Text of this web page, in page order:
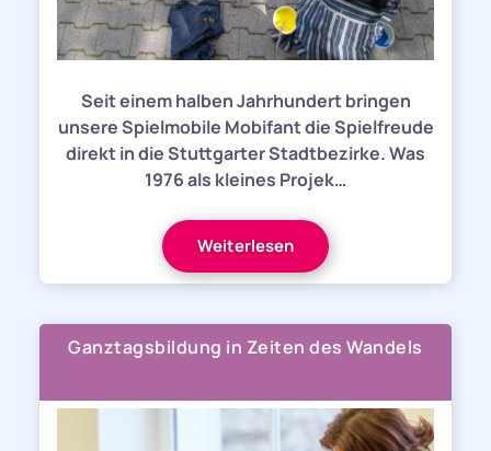
Seit einem halben Jahrhundert bringen
unsere Spielmobile Mobifant die Spielfreude
direkt in die Stuttgarter Stadtbezirke. Was
1976 als kleines Projek…
Weiterlesen
Ganztagsbildung in Zeiten des Wandels